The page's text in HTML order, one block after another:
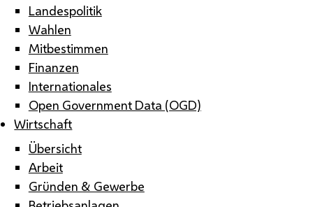
Landespolitik
Wahlen
Mitbestimmen
Finanzen
Internationales
Open Government Data (OGD)
Wirtschaft
Übersicht
Arbeit
Gründen & Gewerbe